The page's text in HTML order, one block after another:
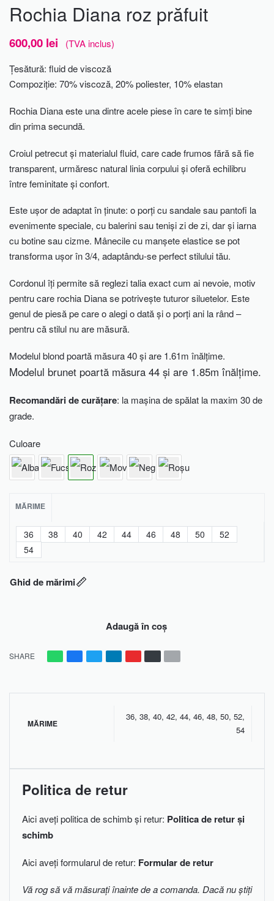
Rochia Diana roz prăfuit
600,00 lei
(TVA inclus)
Țesătură: fluid de viscoză
Compoziție: 70% viscoză, 20% poliester, 10% elastan
Rochia Diana este una dintre acele piese în care te simți bine
din prima secundă.
Croiul petrecut și materialul fluid, care cade frumos fără să fie
transparent, urmăresc natural linia corpului și oferă echilibru
între feminitate și confort.
Este ușor de adaptat în ținute: o porți cu sandale sau pantofi la
evenimente speciale, cu balerini sau teniși zi de zi, dar și iarna
cu botine sau cizme. Mânecile cu manșete elastice se pot
transforma ușor în 3/4, adaptându-se perfect stilului tău.
Cordonul îți permite să reglezi talia exact cum ai nevoie, motiv
pentru care rochia Diana se potrivește tuturor siluetelor. Este
genul de piesă pe care o alegi o dată și o porți ani la rând –
pentru că stilul nu are măsură.
Modelul blond poartă măsura 40 și are 1.61m înălțime.
Modelul brunet poartă măsura 44 și are 1.85m înălțime.
Recomandări de curățare: la mașina de spălat la maxim 30 de
grade.
Culoare
MĂRIME
36 38 40 42 44 46 48 50
52
54
Ghid de mărimi
Adaugă în coș
SHARE
MĂRIME
36, 38, 40, 42, 44, 46, 48, 50, 52,
54
Politica de retur
Aici aveți politica de schimb și retur: Politica de retur și
schimb
Aici aveți formularul de retur: Formular de retur
Vă rog să vă măsurați înainte de a comanda. Dacă nu știți